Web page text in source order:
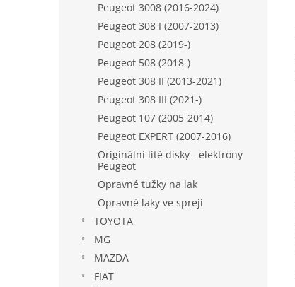
Peugeot 3008 (2016-2024)
Peugeot 308 I (2007-2013)
Peugeot 208 (2019-)
Peugeot 508 (2018-)
Peugeot 308 II (2013-2021)
Peugeot 308 III (2021-)
Peugeot 107 (2005-2014)
Peugeot EXPERT (2007-2016)
Originální lité disky - elektrony
Peugeot
Opravné tužky na lak
Opravné laky ve spreji
TOYOTA
MG
MAZDA
FIAT